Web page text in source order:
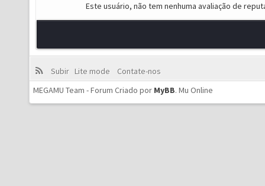
Este usuário, não tem nenhuma avaliação de
Subir Lite mode
Contate-nos
MEGAMU Team - Forum Criado por MyBB. Mu Online